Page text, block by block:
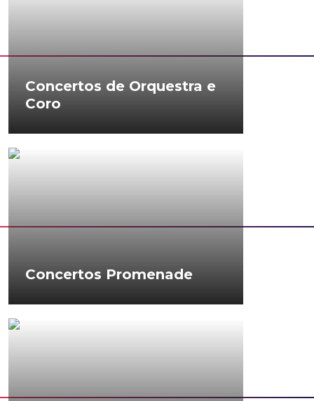
Concertos de Orquestra e
Coro
Concertos Promenade